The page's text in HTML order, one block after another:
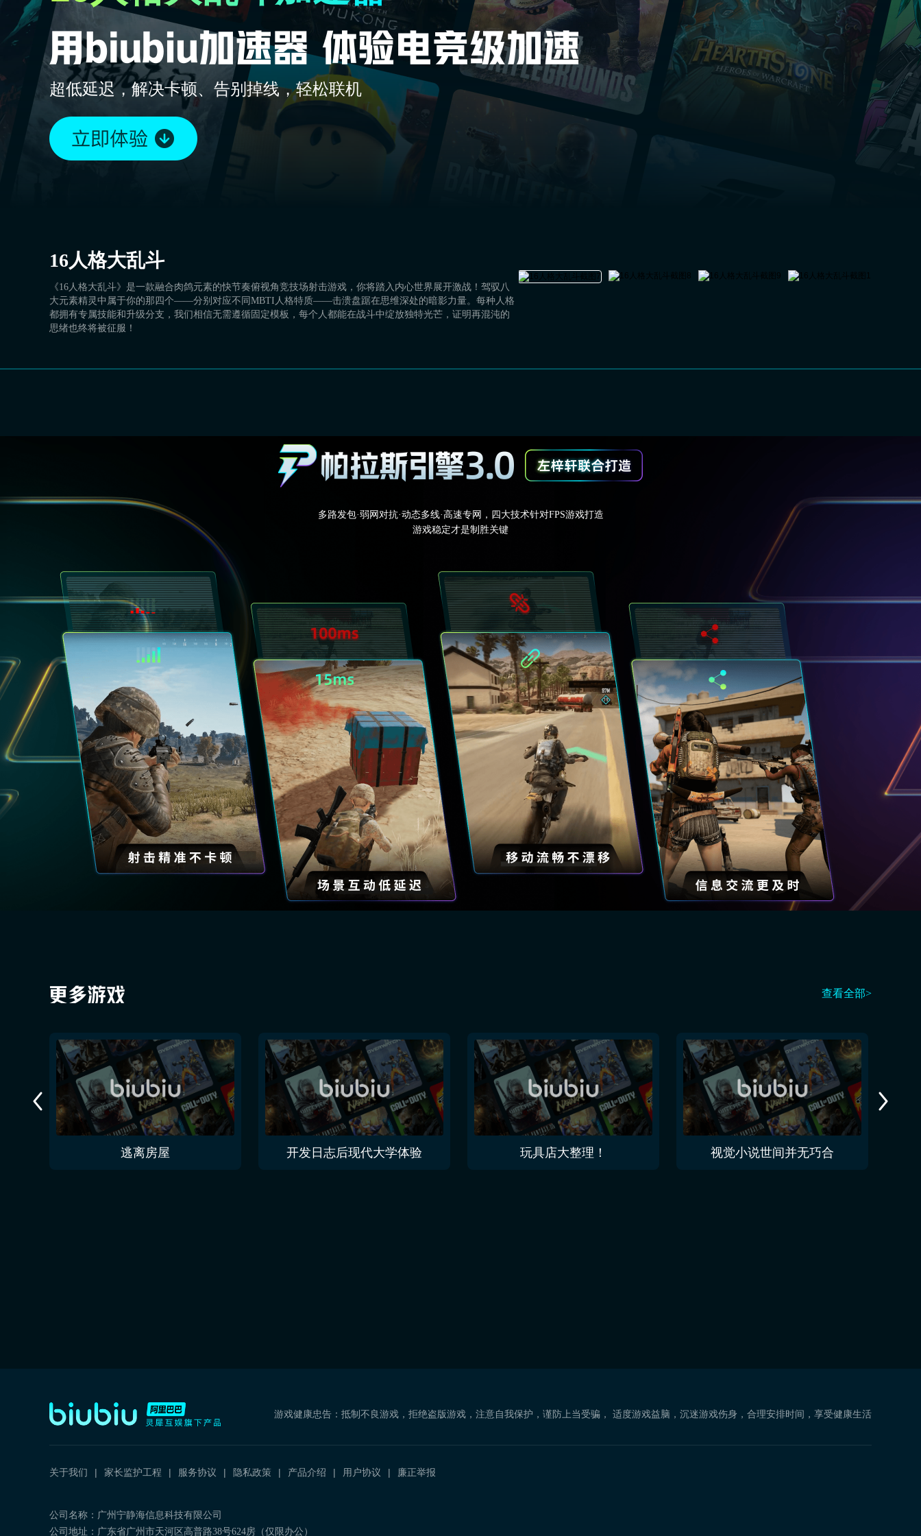
超低延迟，解决卡顿、告别掉线，轻松联机
16人格大乱斗
《16人格大乱斗》是一款融合肉鸽元素的快节奏俯视角竞技场射击游戏，你将踏入内心世界展开激战！驾驭八
大元素精灵中属于你的那四个——分别对应不同MBTI人格特质——击溃盘踞在思维深处的暗影力量。每种人格
都拥有专属技能和升级分支，我们相信无需遵循固定模板，每个人都能在战斗中绽放独特光芒，证明再混沌的
思绪也终将被征服！
多路发包·弱网对抗·动态多线·高速专网，四大技术针对FPS游戏打造
游戏稳定才是制胜关键
查看全部>
逃离房屋 开发日志后现代大学体验 玩具店大整理！ 视觉小说世间并无巧合
游戏健康忠告：抵制不良游戏，拒绝盗版游戏，注意自我保护，谨防上当受骗， 适度游戏益脑，沉迷游戏伤身，合理安排时间，享受健康生活
关于我们 家长监护工程 服务协议 隐私政策 产品介绍 用户协议 廉正举报
公司名称：广州宁静海信息科技有限公司
公司地址：广东省广州市天河区高普路38号624房（仅限办公）